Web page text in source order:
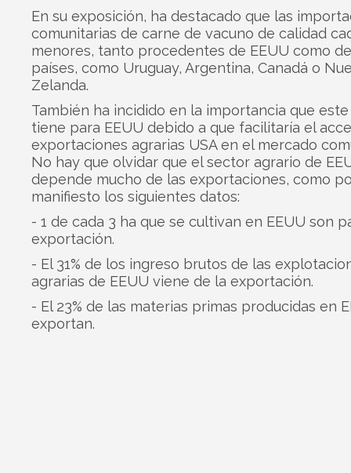
En su exposición, ha destacado que las
comunitarias de carne de vacuno de calidad
menores, tanto procedentes de EEUU como
países, como Uruguay, Argentina, Canadá o
Zelanda.
También ha incidido en la importancia que
tiene para EEUU debido a que facilitaría el
exportaciones agrarias USA en el mercado
No hay que olvidar que el sector agrario de
depende mucho de las exportaciones, como
manifiesto los siguientes datos:
- 1 de cada 3 ha que se cultivan en EEUU son
exportación.
- El 31% de los ingreso brutos de las
agrarias de EEUU viene de la exportación.
- El 23% de las materias primas producidas en
exportan.